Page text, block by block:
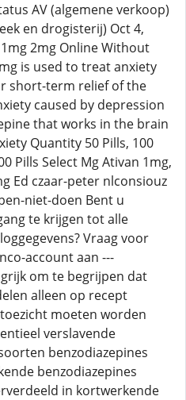
AV (algemene verkoop)
en drogisterij) Oct 4,
2mg Online Without
is used to treat anxiety
short-term relief of the
caused by depression
that works in the brain
Quantity 50 Pills, 100
Pills Select Mg Ativan 1mg,
Ed czaar-peter nlconsiouz
niet-doen Bent u
te krijgen tot alle
Vraag voor
account aan ---
om te begrijpen dat
alleen op recept
moeten worden
verslavende
benzodiazepines
benzodiazepines
in kortwerkende